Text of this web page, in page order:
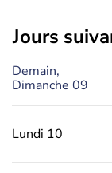
jours
Demain,
Dimanche 09
Lundi 10